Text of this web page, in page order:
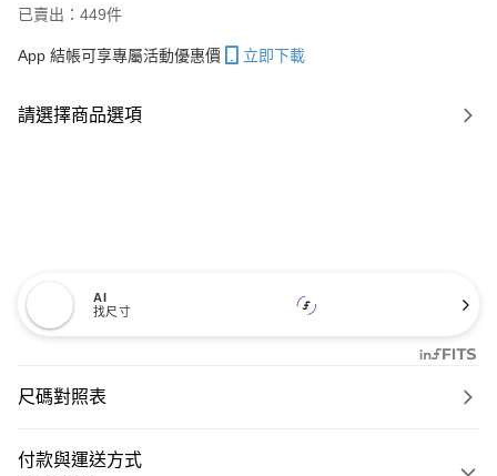
已賣出：449件
App 結帳可享專屬活動優惠價 立即下載
請選擇商品選項
AI
找尺寸
尺碼對照表
付款與運送方式